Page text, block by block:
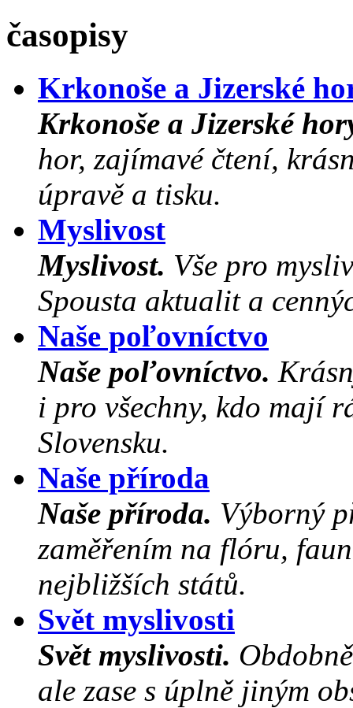
časopisy
Krkonoše a Jizerské
Krkonoše a Jizerské
hor, zajímavé čtení,
úpravě a tisku.
Myslivost
Myslivost. Vše pro
Spousta aktualit a
Naše poľovníctvo
Naše poľovníctvo.
i pro všechny, kdo mají
Slovensku.
Naše příroda
Naše příroda. Výborný
zaměřením na flóru,
nejbližších států.
Svět myslivosti
Svět myslivosti.
ale zase s úplně jiným